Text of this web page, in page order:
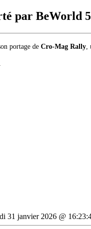
par BeWorld
portage de Cro-Mag Rally
31 janvier 2026 @